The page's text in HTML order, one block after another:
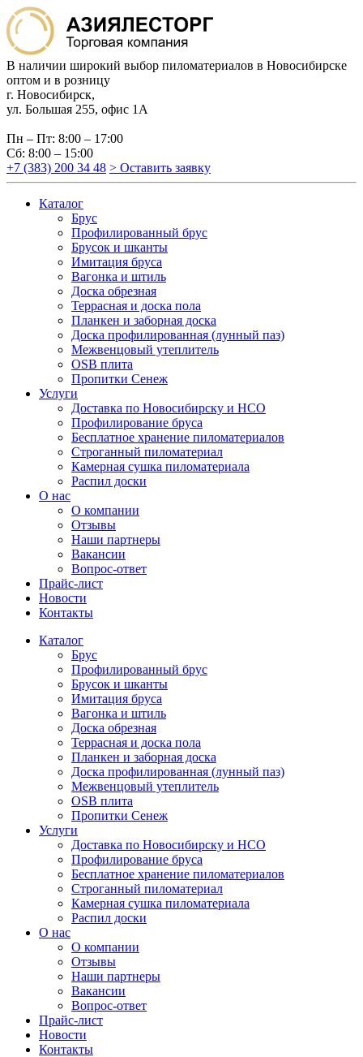
В наличии широкий выбор пиломатериалов в Новосибирске
оптом и в розницу
г. Новосибирск,
ул. Большая 255, офис 1А
Пн – Пт: 8:00 – 17:00
Сб: 8:00 – 15:00
+7 (383) 200 34 48 > Оставить заявку
Каталог
Брус
Профилированный брус
Брусок и шканты
Имитация бруса
Вагонка и штиль
Доска обрезная
Террасная и доска пола
Планкен и заборная доска
Доска профилированная (лунный паз)
Межвенцовый утеплитель
OSB плита
Пропитки Сенеж
Услуги
Доставка по Новосибирску и НСО
Профилирование бруса
Бесплатное хранение пиломатериалов
Строганный пиломатериал
Камерная сушка пиломатериала
Распил доски
О нас
О компании
Отзывы
Наши партнеры
Вакансии
Вопрос-ответ
Прайс-лист
Новости
Контакты
Каталог
Брус
Профилированный брус
Брусок и шканты
Имитация бруса
Вагонка и штиль
Доска обрезная
Террасная и доска пола
Планкен и заборная доска
Доска профилированная (лунный паз)
Межвенцовый утеплитель
OSB плита
Пропитки Сенеж
Услуги
Доставка по Новосибирску и НСО
Профилирование бруса
Бесплатное хранение пиломатериалов
Строганный пиломатериал
Камерная сушка пиломатериала
Распил доски
О нас
О компании
Отзывы
Наши партнеры
Вакансии
Вопрос-ответ
Прайс-лист
Новости
Контакты